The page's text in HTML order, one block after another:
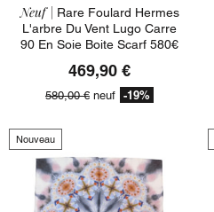
Neuf | Rare Foulard Hermes
L'arbre Du Vent Lugo Carre
90 En Soie Boite Scarf 580€
469,90 €
580,00 € neuf -19%
Nouveau